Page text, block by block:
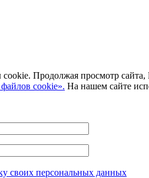
cookie. Продолжая просмотр
cookie». На нашем сайте
своих персональных данных